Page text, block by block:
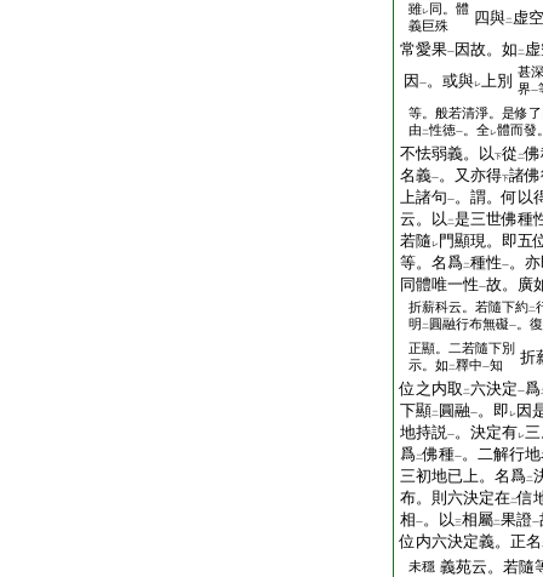
雖レ同。體
義巨殊
四與二 虚空
常愛果一 因故。如 二
因 一。或與レ上別 甚
界一
等。般若清淨。是修
由 二性徳一 。全レ體而發
不怯弱義。以下從 二
名義一。又亦得下諸
上諸句一。謂。何以
云。以 二是三世佛種
若隨 レ 門顯現。即五
等。名爲二種性一。
同體唯一性一故。廣
折薪科云。若隨下約二
明 二 圓融行布無礙一 。
正顯。二若隨下別
示。如 二釋中一知
折
位之内取 二六決定一爲
下顯二 圓融一。即 レ 因
地持説一。決定有レ
爲二佛種一。二解行
三初地已上。名爲二
布。則六決定在二信
相一。以三相屬二果證一
位内六決定義。正名
未穩 義苑云。若隨